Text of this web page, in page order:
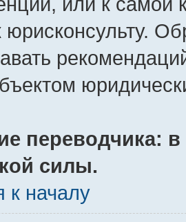
переводчика:
силы.
к началу